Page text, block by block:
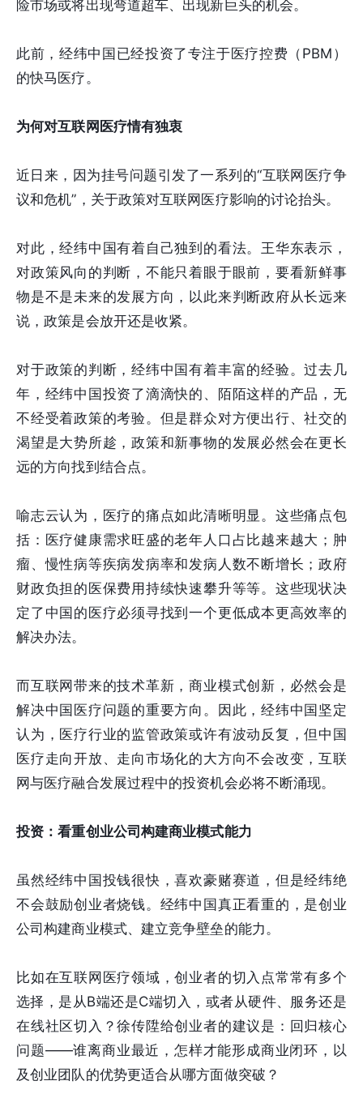
险市场或将出现弯道超车、出现新巨头的机会。
此前，经纬中国已经投资了专注于医疗控费（PBM）
的快马医疗。
为何对互联网医疗情有独衷
近日来，因为挂号问题引发了一系列的“互联网医疗争
议和危机”，关于政策对互联网医疗影响的讨论抬头。
对此，经纬中国有着自己独到的看法。王华东表示，
对政策风向的判断，不能只着眼于眼前，要看新鲜事
物是不是未来的发展方向，以此来判断政府从长远来
说，政策是会放开还是收紧。
对于政策的判断，经纬中国有着丰富的经验。过去几
年，经纬中国投资了滴滴快的、陌陌这样的产品，无
不经受着政策的考验。但是群众对方便出行、社交的
渴望是大势所趁，政策和新事物的发展必然会在更长
远的方向找到结合点。
喻志云认为，医疗的痛点如此清晰明显。这些痛点包
括：医疗健康需求旺盛的老年人口占比越来越大；肿
瘤、慢性病等疾病发病率和发病人数不断增长；政府
财政负担的医保费用持续快速攀升等等。这些现状决
定了中国的医疗必须寻找到一个更低成本更高效率的
解决办法。
而互联网带来的技术革新，商业模式创新，必然会是
解决中国医疗问题的重要方向。因此，经纬中国坚定
认为，医疗行业的监管政策或许有波动反复，但中国
医疗走向开放、走向市场化的大方向不会改变，互联
网与医疗融合发展过程中的投资机会必将不断涌现。
投资：看重创业公司构建商业模式能力
虽然经纬中国投钱很快，喜欢豪赌赛道，但是经纬绝
不会鼓励创业者烧钱。经纬中国真正看重的，是创业
公司构建商业模式、建立竞争壁垒的能力。
比如在互联网医疗领域，创业者的切入点常常有多个
选择，是从B端还是C端切入，或者从硬件、服务还是
在线社区切入？徐传陞给创业者的建议是：回归核心
问题——谁离商业最近，怎样才能形成商业闭环，以
及创业团队的优势更适合从哪方面做突破？